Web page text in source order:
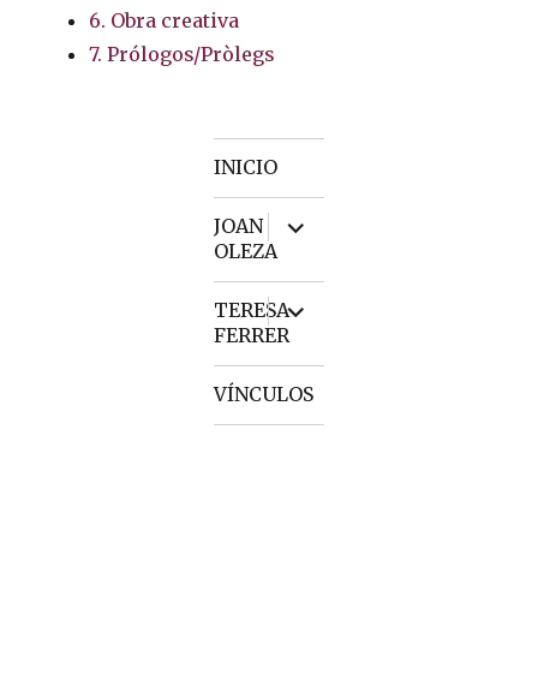
6. Obra creativa
7. Prólogos/Pròlegs
INICIO
JOAN
OLEZA
expand
child
menu
TERESA
FERRER
expand
child
menu
VÍNCULOS